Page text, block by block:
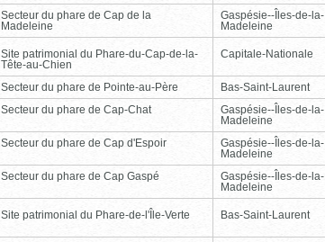
Secteur du phare de Cap de la
Madeleine
Gaspésie--Îles-de-la-
Madeleine
Site patrimonial du Phare-du-Cap-de-la-
Tête-au-Chien
Capitale-Nationale
Secteur du phare de Pointe-au-Père Bas-Saint-Laurent
Secteur du phare de Cap-Chat
Gaspésie--Îles-de-la-
Madeleine
Secteur du phare de Cap d'Espoir
Gaspésie--Îles-de-la-
Madeleine
Secteur du phare de Cap Gaspé
Gaspésie--Îles-de-la-
Madeleine
Site patrimonial du Phare-de-l'Île-Verte Bas-Saint-Laurent